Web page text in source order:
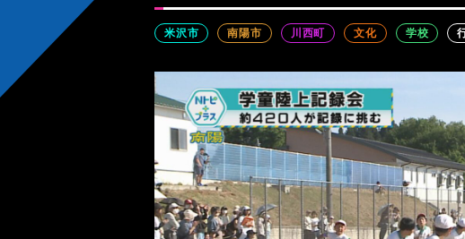
米沢市 南陽市 川西町 文化 学校